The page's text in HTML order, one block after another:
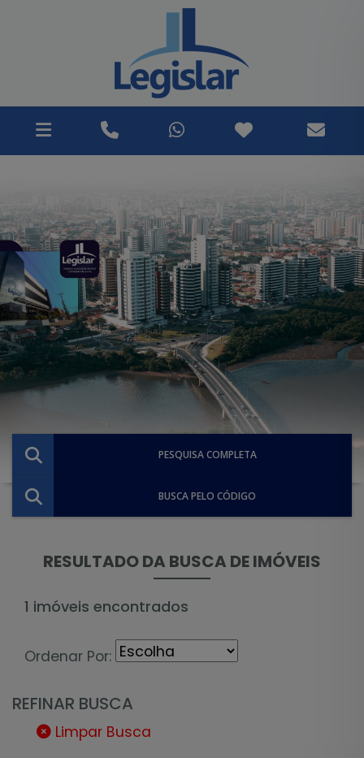
PESQUISA COMPLETA
BUSCA PELO CÓDIGO
RESULTADO DA BUSCA DE IMÓVEIS
1 imóveis encontrados
Ordenar Por:
REFINAR BUSCA
Limpar Busca